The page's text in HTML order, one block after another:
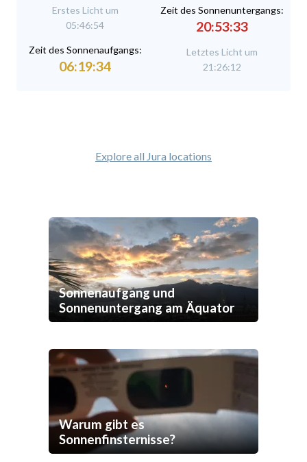
Erstes Licht um
05:46:54
Zeit des Sonnenaufgangs:
06:19:34
Zeit des Sonnenuntergangs:
20:53:33
Letztes Licht um
21:26:12
Explore all Jura locations
Sonnenaufgang und
Sonnenuntergang am Äquator
Warum gibt es
Sonnenfinsternisse?